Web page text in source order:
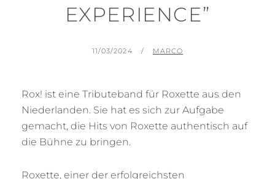
EXPERIENCE”
GEPLAATST
11/03/2024 BY
MARCO
Rox! ist eine Tributeband für Roxette aus den
Niederlanden. Sie hat es sich zur Aufgabe
gemacht, die Hits von Roxette authentisch auf
die Bühne zu bringen.
Roxette, einer der erfolgreichsten